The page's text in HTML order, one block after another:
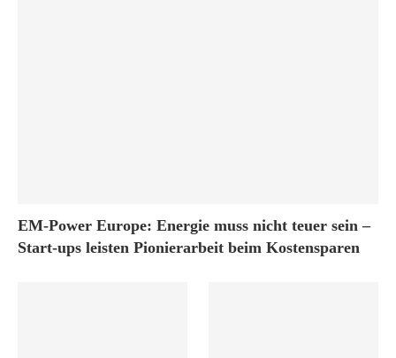
EM-Power Europe: Energie muss nicht teuer sein –
Start-ups leisten Pionierarbeit beim Kostensparen